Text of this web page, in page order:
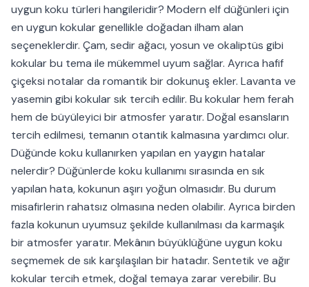
uygun koku türleri hangileridir? Modern elf düğünleri için
en uygun kokular genellikle doğadan ilham alan
seçeneklerdir. Çam, sedir ağacı, yosun ve okaliptüs gibi
kokular bu tema ile mükemmel uyum sağlar. Ayrıca hafif
çiçeksi notalar da romantik bir dokunuş ekler. Lavanta ve
yasemin gibi kokular sık tercih edilir. Bu kokular hem ferah
hem de büyüleyici bir atmosfer yaratır. Doğal esansların
tercih edilmesi, temanın otantik kalmasına yardımcı olur.
Düğünde koku kullanırken yapılan en yaygın hatalar
nelerdir? Düğünlerde koku kullanımı sırasında en sık
yapılan hata, kokunun aşırı yoğun olmasıdır. Bu durum
misafirlerin rahatsız olmasına neden olabilir. Ayrıca birden
fazla kokunun uyumsuz şekilde kullanılması da karmaşık
bir atmosfer yaratır. Mekânın büyüklüğüne uygun koku
seçmemek de sık karşılaşılan bir hatadır. Sentetik ve ağır
kokular tercih etmek, doğal temaya zarar verebilir. Bu